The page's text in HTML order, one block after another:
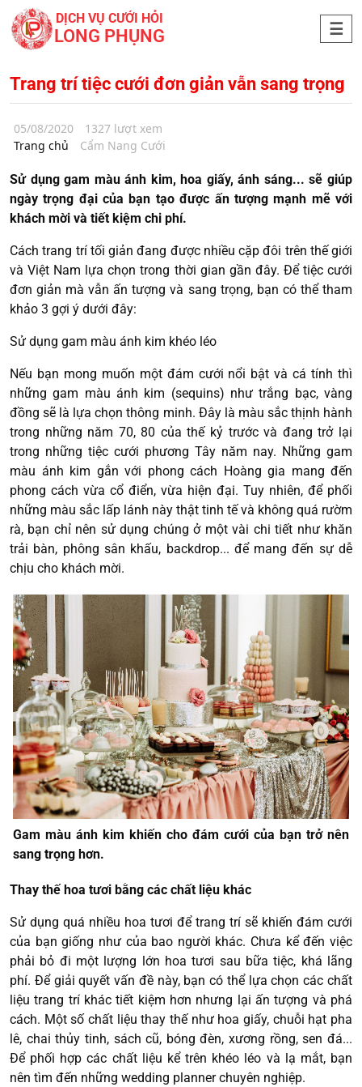
DỊCH VỤ CƯỚI HỎI
LONG PHỤNG
Trang trí tiệc cưới đơn giản vẫn sang trọng
05/08/2020
1327 lượt xem
Trang chủ
Cẩm Nang Cưới
Sử dụng gam màu ánh kim, hoa giấy, ánh sáng... sẽ giúp
ngày trọng đại của bạn tạo được ấn tượng mạnh mẽ với
khách mời và tiết kiệm chi phí.
Cách trang trí tối giản đang được nhiều cặp đôi trên thế giới
và Việt Nam lựa chọn trong thời gian gần đây. Để tiệc cưới
đơn giản mà vẫn ấn tượng và sang trọng, bạn có thể tham
khảo 3 gợi ý dưới đây:
Sử dụng gam màu ánh kim khéo léo
Nếu bạn mong muốn một đám cưới nổi bật và cá tính thì
những gam màu ánh kim (sequins) như trắng bạc, vàng
đồng sẽ là lựa chọn thông minh. Đây là màu sắc thịnh hành
trong những năm 70, 80 của thế kỷ trước và đang trở lại
trong những tiệc cưới phương Tây năm nay. Những gam
màu ánh kim gắn với phong cách Hoàng gia mang đến
phong cách vừa cổ điển, vừa hiện đại. Tuy nhiên, để phối
những màu sắc lấp lánh này thật tinh tế và không quá rườm
rà, bạn chỉ nên sử dụng chúng ở một vài chi tiết như khăn
trải bàn, phông sân khấu, backdrop... để mang đến sự dễ
chịu cho khách mời.
Gam màu ánh kim khiến cho đám cưới của bạn trở nên
sang trọng hơn.
Thay thế hoa tươi bằng các chất liệu khác
Sử dụng quá nhiều hoa tươi để trang trí sẽ khiến đám cưới
của bạn giống như của bao người khác. Chưa kể đến việc
phải bỏ đi một lượng lớn hoa tươi sau bữa tiệc, khá lãng
phí. Để giải quyết vấn đề này, bạn có thể lựa chọn các chất
liệu trang trí khác tiết kiệm hơn nhưng lại ấn tượng và phá
cách. Một số chất liệu thay thế như hoa giấy, chuỗi hạt pha
lê, chai thủy tinh, sách cũ, bóng đèn, xương rồng, sen đá...
Để phối hợp các chất liệu kể trên khéo léo và lạ mắt, bạn
nên tìm đến những wedding planner chuyên nghiệp.